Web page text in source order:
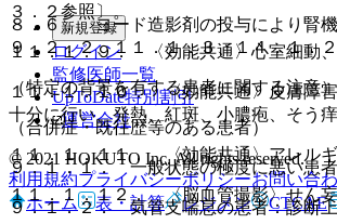
８．６． ヨード造影剤の投与により腎
９．２．２、１１．１．３、１４．１．
（特定の背景を有する患者に関する注意）
（合併症・既往歴等のある患者）
９．１．１． 一般状態の極度に悪い患
９．１．２． 気管支喘息の患者：診断
３．２参照〕。
１１．１．９． 〈効能共通〉心室細動
１１．１．１０． 〈効能共通〉皮膚障
十分に行い、発熱、紅斑、小膿疱、そう
１１．１．１１． 〈効能共通〉アレルギ
１１．１．１２． 〈脳血管撮影〉せん
新規登録
ログイン
監修医師一覧
UpToDate特別割引
運営会社
© 2021 HOKUTO Inc. All rights reserved.
利用規約プライバシーポリシーお問い合
ホーム
表・計算 レジメン CTCAE